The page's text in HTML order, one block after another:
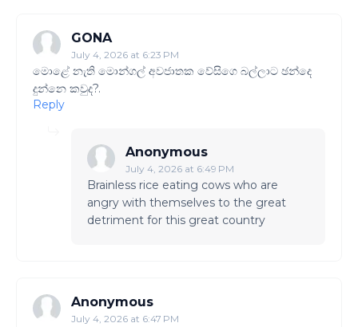
GONA
July 4, 2026 at 6:23 PM
මොළේ නැති මොන්ගල් අවජාතක වේසිගෙ බල්ලාට ඡන්දෙ
දුන්නෙ කවුද?.
Reply
Anonymous
July 4, 2026 at 6:49 PM
Brainless rice eating cows who are
angry with themselves to the great
detriment for this great country
Anonymous
July 4, 2026 at 6:47 PM